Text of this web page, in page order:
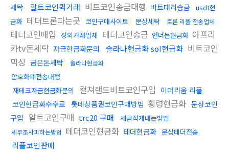
세탁
알트코인퀵거래 비트코인송금대행 비트대리송금 usdt현
금화 테더트론파는곳 코인구매사이트 문상세탁 트론 리플 전송업체
테더코인매입 장외거래업체 테더코인송금 언더돈현금화 아프리
카tv돈세탁 자금현금화문의 솔라나현금화 sol현금화 비트코인
믹싱 금은돈세탁 솔라나현금화
암호화폐전송대행
재테크자금현금화문의
컬쳐랜드비트코인구입 이더리움 리플
코인현금화수수료 롯데상품권코인구매방법 횡령현금화 문상코인
구입
알트코인구매 trc20 구매 세금적게내는방법
세무조사피하는방법 테더코인현금화 테더현금화 문상테더전송
리플코인판매